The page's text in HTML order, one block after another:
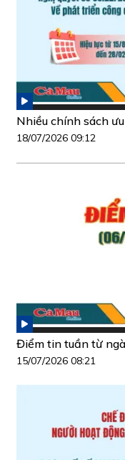
Nhiều chính sách
18/07/2026 09:12
Điểm tin tuần từ
15/07/2026 08:21